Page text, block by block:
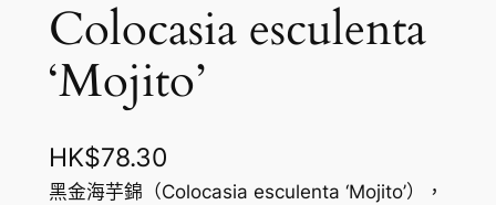
Colocasia esculenta
‘Mojito’
HK$78.30
黑金海芋錦（Colocasia esculenta ‘Mojito’），